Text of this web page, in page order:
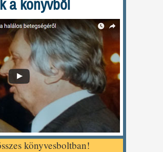
a könyvből
könyvesboltban!